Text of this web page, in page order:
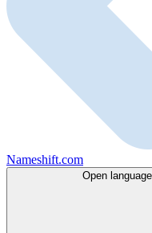
Nameshift.com
Open